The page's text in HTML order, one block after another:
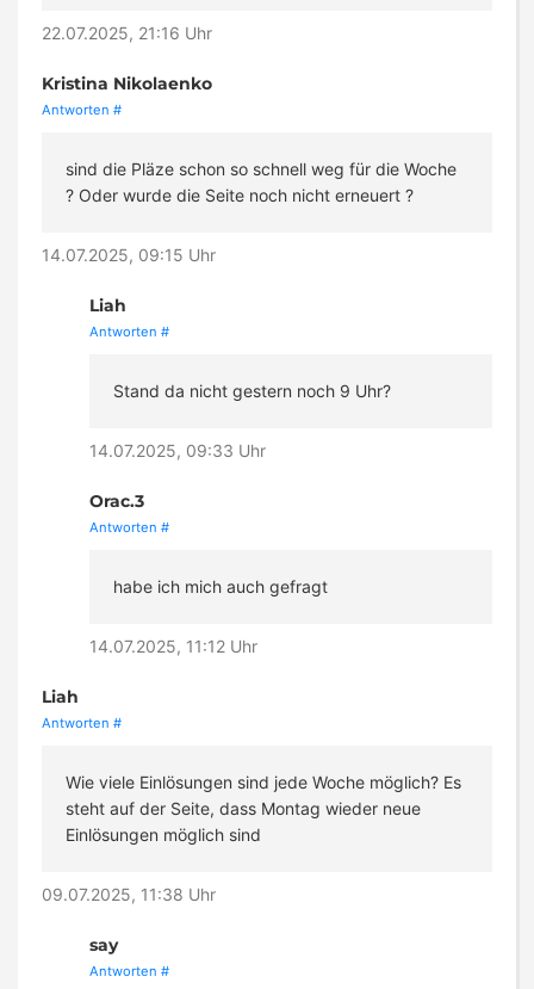
22.07.2025, 21:16 Uhr
Kristina Nikolaenko
Antworten #
sind die Pläze schon so schnell weg für die Woche
? Oder wurde die Seite noch nicht erneuert ?
14.07.2025, 09:15 Uhr
Liah
Antworten #
Stand da nicht gestern noch 9 Uhr?
14.07.2025, 09:33 Uhr
Orac.3
Antworten #
habe ich mich auch gefragt
14.07.2025, 11:12 Uhr
Liah
Antworten #
Wie viele Einlösungen sind jede Woche möglich? Es
steht auf der Seite, dass Montag wieder neue
Einlösungen möglich sind
09.07.2025, 11:38 Uhr
say
Antworten #